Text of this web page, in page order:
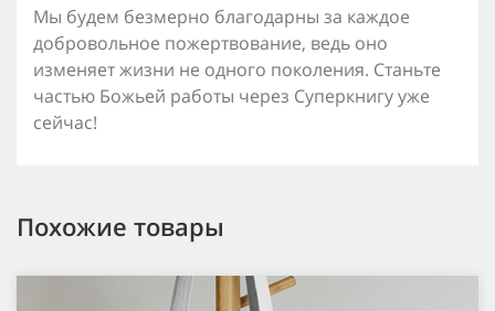
Мы будем безмерно благодарны за каждое
добровольное пожертвование, ведь оно
изменяет жизни не одного поколения. Станьте
частью Божьей работы через Суперкнигу уже
сейчас!
Похожие товары